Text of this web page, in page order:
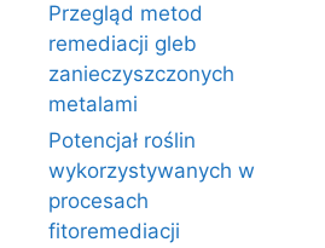
Przegląd metod
remediacji gleb
zanieczyszczonych
metalami
Potencjał roślin
wykorzystywanych w
procesach
fitoremediacji